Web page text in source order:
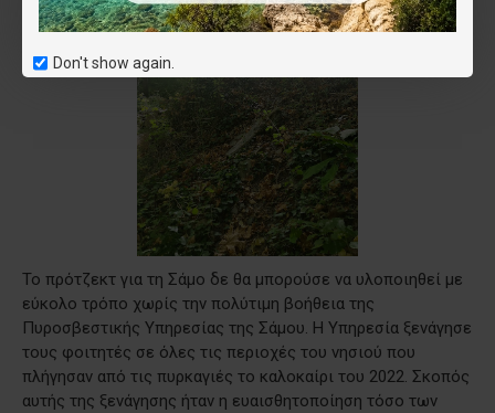
Don't show again.
Το πρότζεκτ για τη Σάμο δε θα μπορούσε να υλοποιηθεί με
εύκολο τρόπο χωρίς την πολύτιμη βοήθεια της
Πυροσβεστικής Υπηρεσίας της Σάμου. Η Υπηρεσία ξενάγησε
τους φοιτητές σε όλες τις περιοχές του νησιού που
πλήγησαν από τις πυρκαγιές το καλοκαίρι του 2022. Σκοπός
αυτής της ξενάγησης ήταν η ευαισθητοποίηση τόσο των